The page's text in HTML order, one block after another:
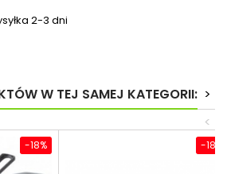
2-3 dni
W TEJ SAMEJ KATEGORII: >
<
-18% -18%